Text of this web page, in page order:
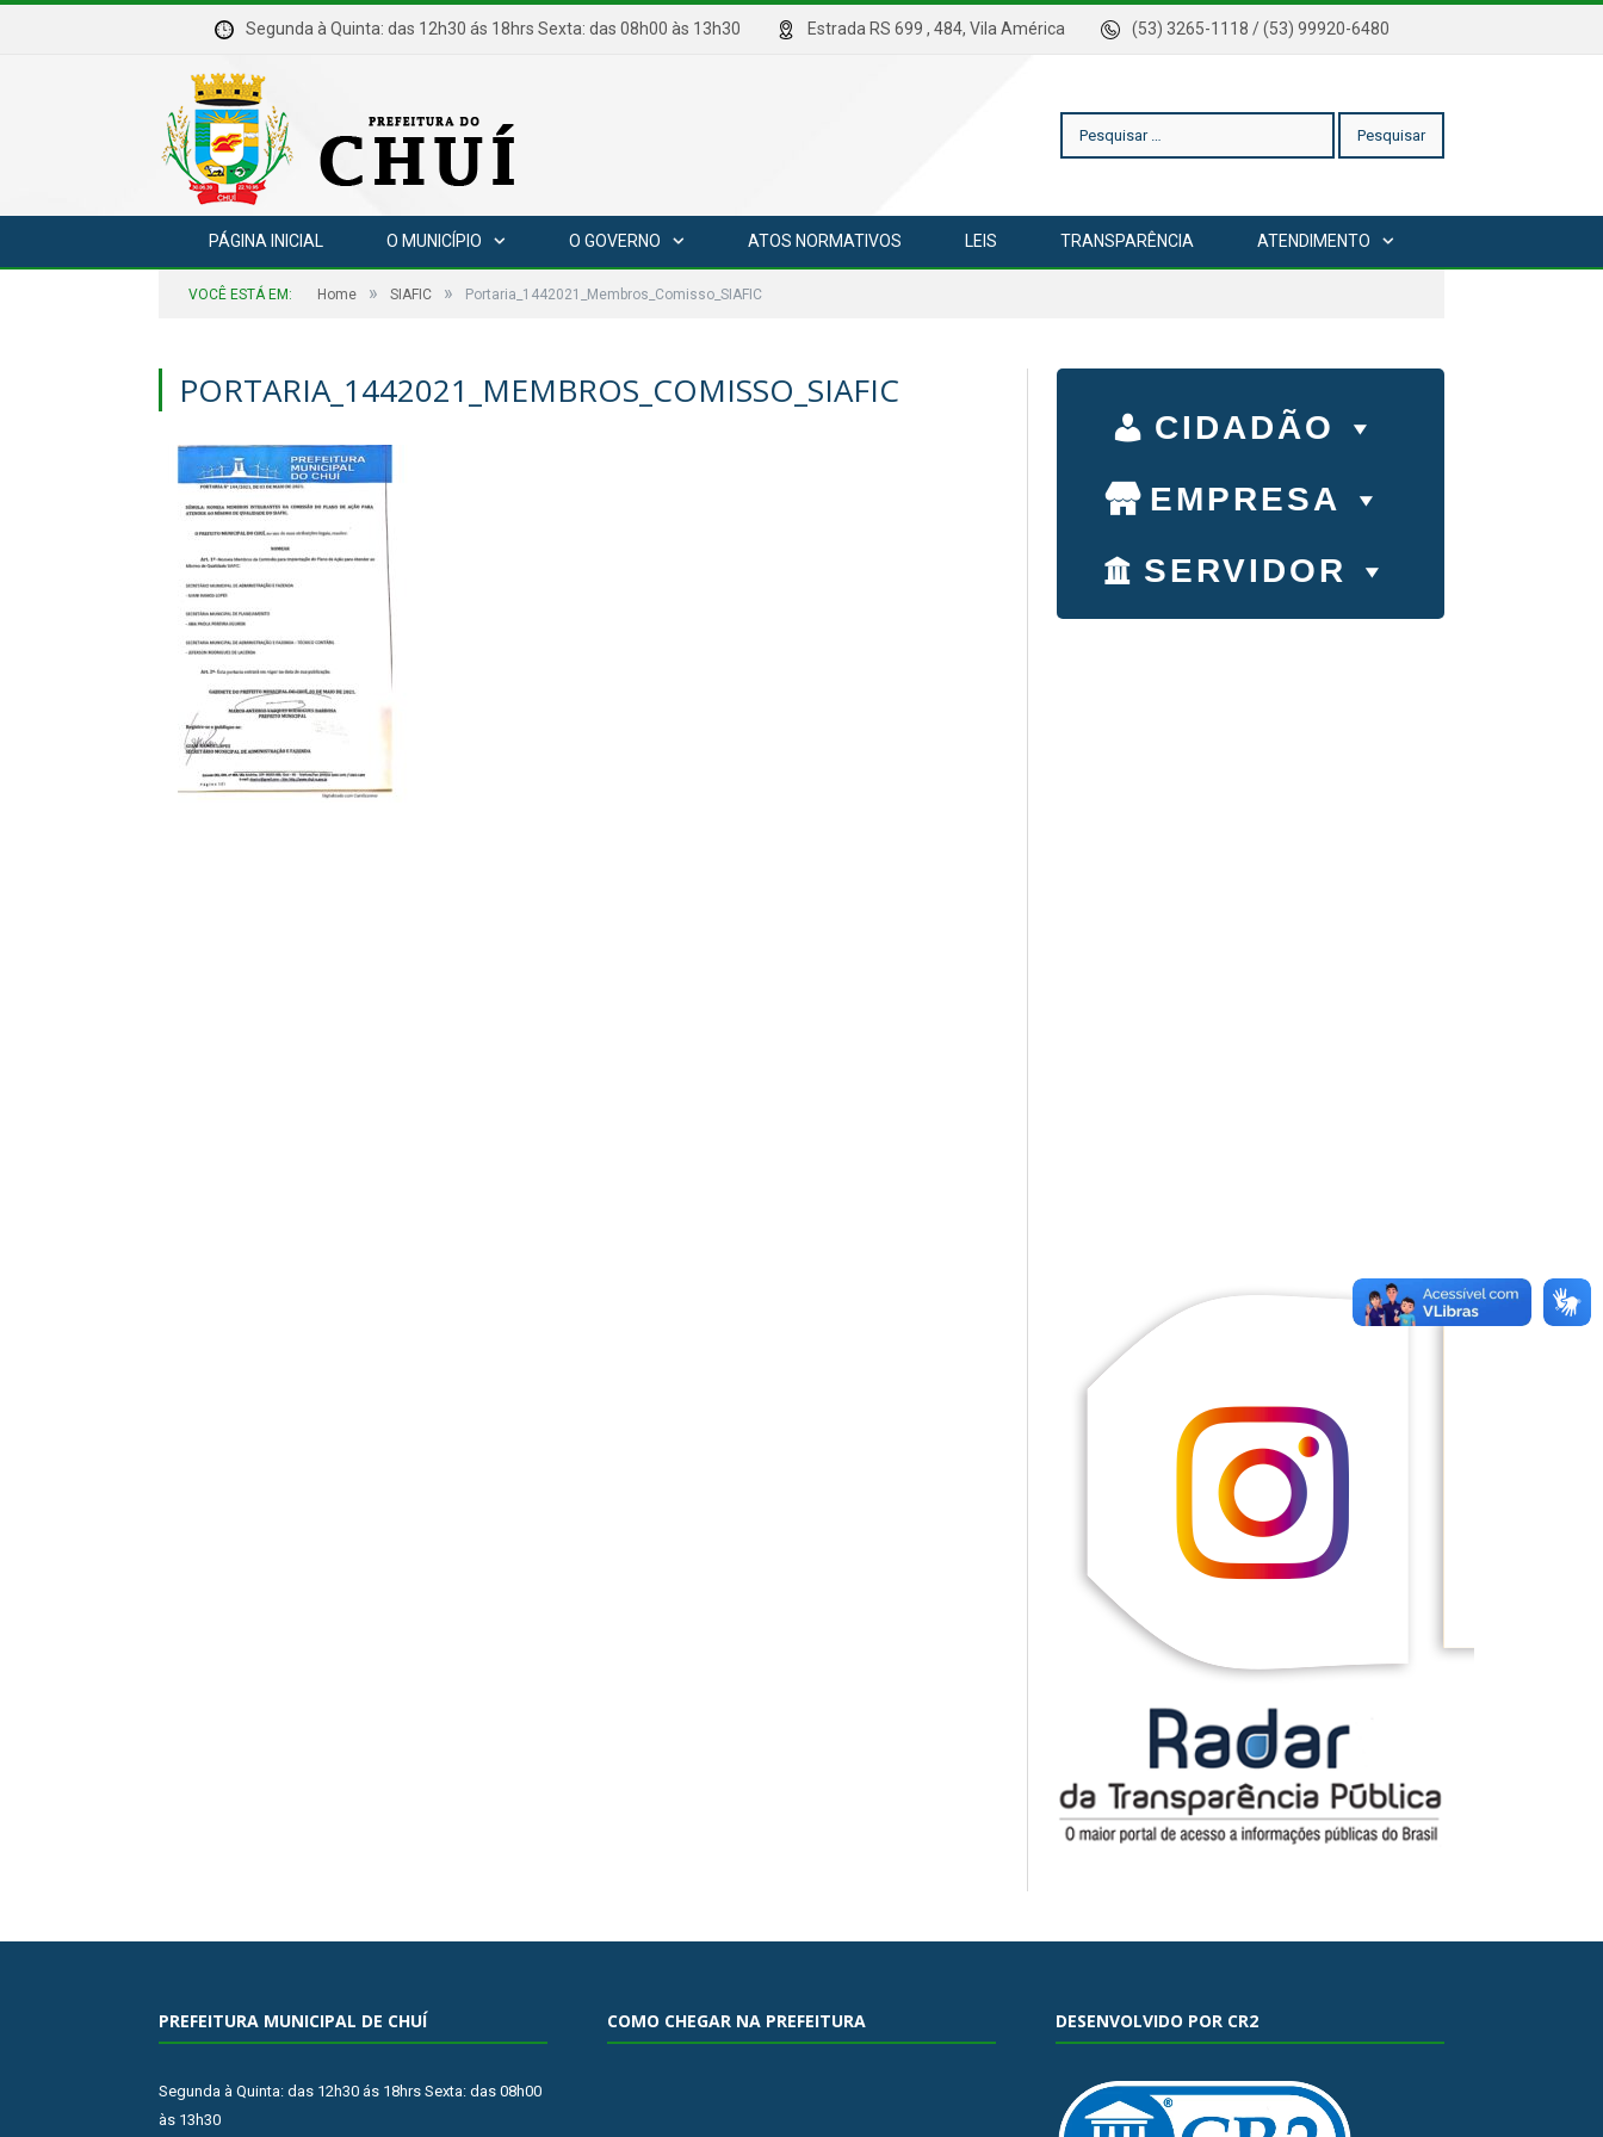
Segunda à Quinta: das 12h30 ás 18hrs Sexta: das 08h00 às 13h30 Estrada RS 699 , 484, Vila América (53) 3265-1118 / (53) 99920-6480
Pesquisar
PÁGINA INICIAL O MUNICÍPIO O GOVERNO ATOS NORMATIVOS LEIS TRANSPARÊNCIA ATENDIMENTO
VOCÊ ESTÁ EM: Home » SIAFIC » Portaria_1442021_Membros_Comisso_SIAFIC
PORTARIA_1442021_MEMBROS_COMISSO_SIAFIC
CIDADÃO
EMPRESA
SERVIDOR
PREFEITURA MUNICIPAL DE CHUÍ
Segunda à Quinta: das 12h30 ás 18hrs Sexta: das 08h00
às 13h30
COMO CHEGAR NA PREFEITURA DESENVOLVIDO POR CR2